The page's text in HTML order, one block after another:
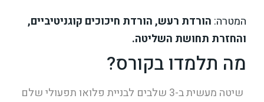
המטרה: הורדת רעש, הורדת חיכוכים קוגניטיביים,
והחזרת תחושת השליטה.
מה תלמדו בקורס?
שיטה מעשית ב-3 שלבים לבניית פלואו תפעולי שלם